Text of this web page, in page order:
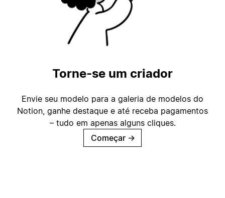
Torne-se um criador
Envie seu modelo para a galeria de modelos do
Notion, ganhe destaque e até receba pagamentos
– tudo em apenas alguns cliques.
Começar →